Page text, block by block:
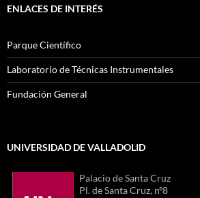
ENLACES DE INTERÉS
Parque Científico
Laboratorio de Técnicas Instrumentales
Fundación General
UNIVERSIDAD DE VALLADOLID
Palacio de Santa Cruz
Pl. de Santa Cruz, nº8